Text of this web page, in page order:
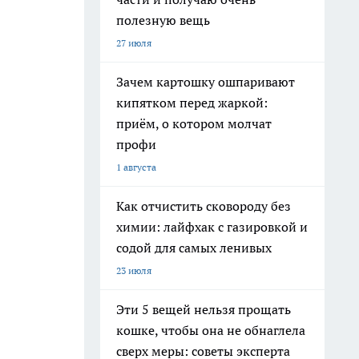
полезную вещь
27 июля
Зачем картошку ошпаривают
кипятком перед жаркой:
приём, о котором молчат
профи
1 августа
Как отчистить сковороду без
химии: лайфхак с газировкой и
содой для самых ленивых
23 июля
Эти 5 вещей нельзя прощать
кошке, чтобы она не обнаглела
сверх меры: советы эксперта